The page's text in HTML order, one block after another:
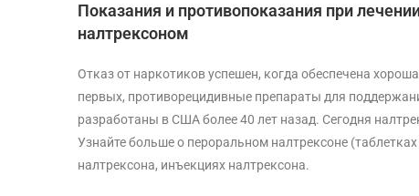
Показания и противопоказания при
налтрексоном
Отказ от наркотиков успешен, когда обеспечена
первых, противорецидивные препараты для
разработаны в США более 40 лет назад. Сегодня
Узнайте больше о пероральном налтрексоне
налтрексона, инъекциях налтрексона.